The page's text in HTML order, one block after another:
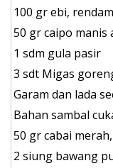
100 gr ebi,
50 gr caipo manis
1 sdm gula pasir
3 sdt Migas
Garam dan lada
Bahan sambal
50 gr cabai
2 siung bawang